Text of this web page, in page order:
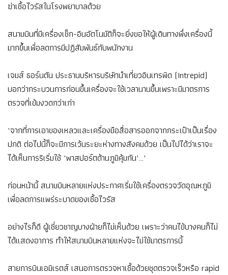
ฆ่าเชื้อไวรัสในโรงพยาบาลด้วย
สนามบินที่มีเครื่องเช็ก-อินอัตโนมัติก็จะยิ่งขอให้ผู้เดินทางพึ่งเครื่องนี้
มากขึ้นเพื่อลดการมีปฏิสัมพันธ์กับพนักงาน
เจมส์ ธอร์นตัน ประธานบริหารบริษัทนำเที่ยวอินเทรพิด (Intrepid)
บอกว่ากระบวนการก่อนขึ้นเครื่องจะใช้เวลานานขึ้นเพราะมีมาตรการ
ตรวจที่เข้มงวดกว่าเก่า
"จากที่การเอาของเหลวและเครื่องมือสื่อสารออกจากกระเป๋าเป็นเรื่อง
ปกติ ต่อไปนี้ก็จะมีการเว้นระยะห่างทางสังคมด้วย เป็นไปได้ว่าเราจะ
ได้เห็นการริเริ่มใช้ "พาสปอร์ตด้านภูมิคุ้มกัน"..."
ก่อนหน้านี้ สนามบินหลายแห่งประกาศเริ่มใช้เครื่องตรวจวัดอุณหภูมิ
เพื่อลดการแพร่ระบาดของเชื้อไวรัส
อย่างไรก็ดี ผู้เชี่ยวชาญบางฝ่ายก็ไม่เห็นด้วย เพราะว่าคนไข้บางคนก็ไม่
ได้แสดงอาการ ทำให้สนามบินหลายแห่งจะไม่ใช้มาตรการนี้
สายการบินเอมิเรตส์ เสนอการตรวจหาเชื้อด้วยชุดตรวจเร็วหรือ rapid